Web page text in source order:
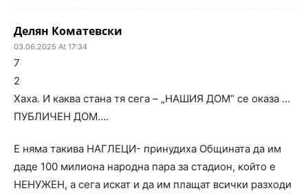
Делян Коматевски
03.06.2025 At 17:34
7
2
Хаха. И каква стана тя сега – „НАШИЯ ДОМ“ се оказа …
ПУБЛИЧЕН ДОМ….
Е няма такива НАГЛЕЦИ- принудиха Общината да им
даде 100 милиона народна пара за стадион, който е
НЕНУЖЕН, а сега искат и да им плащат всички разходи